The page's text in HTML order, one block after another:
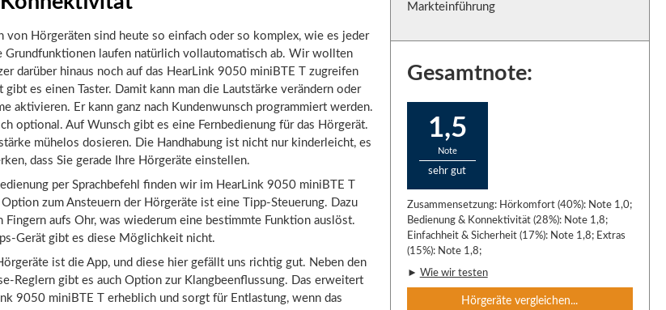
von Hörgeräten sind heute so einfach oder so komplex, wie es jeder
Grundfunktionen laufen natürlich vollautomatisch ab. Wir wollten
darüber hinaus noch auf das HearLink 9050 miniBTE T zugreifen
gibt es einen Taster. Damit kann man die Lautstärke verändern oder
aktivieren. Er kann ganz nach Kundenwunsch programmiert werden.
optional. Auf Wunsch gibt es eine Fernbedienung für das Hörgerät.
mühelos dosieren. Die Handhabung ist nicht nur kinderleicht, es
dass Sie gerade Ihre Hörgeräte einstellen.
per Sprachbefehl finden wir im HearLink 9050 miniBTE T
zum Ansteuern der Hörgeräte ist eine Tipp-Steuerung. Dazu
Fingern aufs Ohr, was wiederum eine bestimmte Funktion auslöst.
Gerät gibt es diese Möglichkeit nicht.
ist die App, und diese hier gefällt uns richtig gut. Neben den
Reglern gibt es auch Option zur Klangbeenflussung. Das erweitert
9050 miniBTE T erheblich und sorgt für Entlastung, wenn das
Gesamtnote:
1,5
Note
sehr gut
Zusammensetzung: Hörkomfort (40%): Note 1,0;
Bedienung & Konnektivität (28%): Note 1,8;
Einfachheit & Sicherheit (17%): Note 1,8; Extras
(15%): Note 1,8;
► Wie wir testen
Hörgeräte vergleichen...